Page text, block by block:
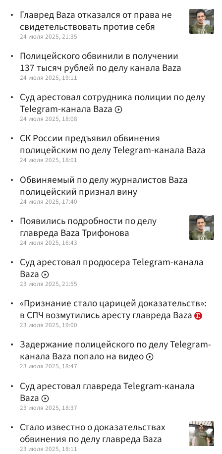
Главред Baza отказался от права не
свидетельствовать против себя
24 июля 2025, 21:35
Полицейского обвинили в получении
137 тысяч рублей по делу канала Baza
24 июля 2025, 19:11
Суд арестовал сотрудника полиции по делу
Telegram-канала Baza
24 июля 2025, 18:08
СК России предъявил обвинения
полицейским по делу Telegram-канала Baza
24 июля 2025, 18:01
Обвиняемый по делу журналистов Baza
полицейский признал вину
24 июля 2025, 17:40
Появились подробности по делу
главреда Baza Трифонова
24 июля 2025, 16:43
Суд арестовал продюсера Telegram-канала
Baza
23 июля 2025, 21:55
«Признание стало царицей доказательств»:
в СПЧ возмутились аресту главреда Baza
23 июля 2025, 19:00
Задержание полицейского по делу Telegram-
канала Baza попало на видео
23 июля 2025, 18:47
Суд арестовал главреда Telegram-канала
Baza
23 июля 2025, 18:37
Стало известно о доказательствах
обвинения по делу главреда Baza
23 июля 2025, 18:11